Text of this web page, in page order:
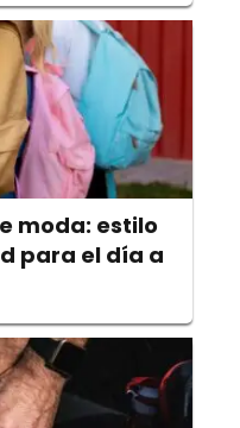
moda: estilo
para el día a